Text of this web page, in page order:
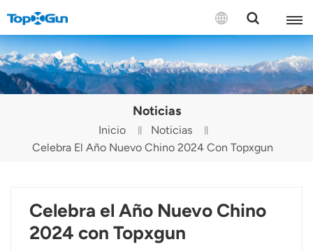
CONTÁCTENOS
English
Español
Русский
Português(Brasil)
Türkçe
Noticias
Inicio
Noticias
Celebra El Año Nuevo Chino 2024 Con Topxgun
Celebra el Año Nuevo Chino
2024 con Topxgun